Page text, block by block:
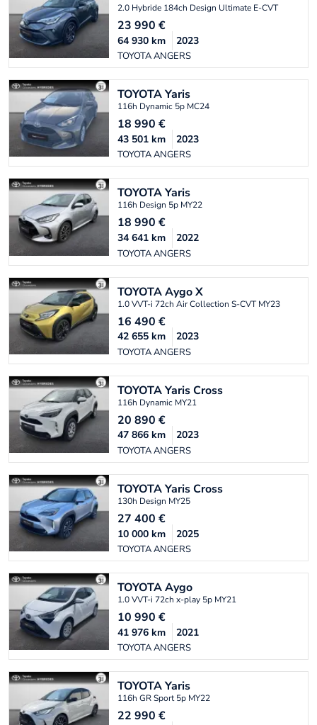
2.0 Hybride 184ch Design Ultimate E-CVT
23 990 €
TOYOTA ANGERS
64 930 km 2023
TOYOTAYaris
116h Dynamic 5p MC24
18 990 €
TOYOTA ANGERS
43 501 km 2023
TOYOTAYaris
116h Design 5p MY22
18 990 €
TOYOTA ANGERS
34 641 km 2022
TOYOTAAygo X
1.0 VVT-i 72ch Air Collection S-CVT MY23
16 490 €
TOYOTA ANGERS
42 655 km 2023
TOYOTAYaris Cross
116h Dynamic MY21
20 890 €
TOYOTA ANGERS
47 866 km 2023
TOYOTAYaris Cross
130h Design MY25
27 400 €
TOYOTA ANGERS
10 000 km 2025
TOYOTAAygo
1.0 VVT-i 72ch x-play 5p MY21
10 990 €
TOYOTA ANGERS
41 976 km 2021
TOYOTAYaris
116h GR Sport 5p MY22
22 990 €